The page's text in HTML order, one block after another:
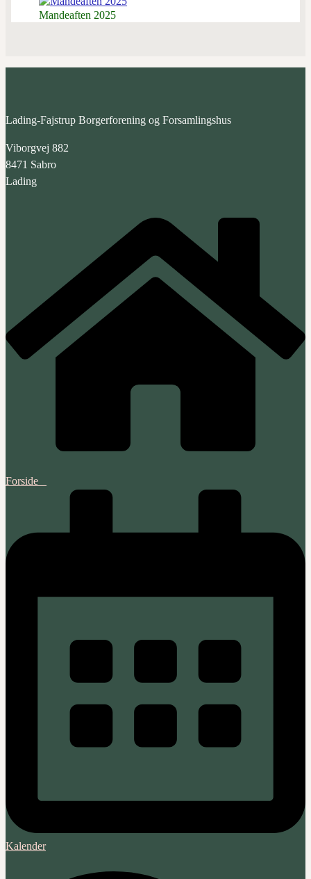
Mandeaften 2025
Lading-Fajstrup Borgerforening og Forsamlingshus
Viborgvej 882
8471 Sabro
Lading
Forside‎ ‎ ‎ ‎
Kalender